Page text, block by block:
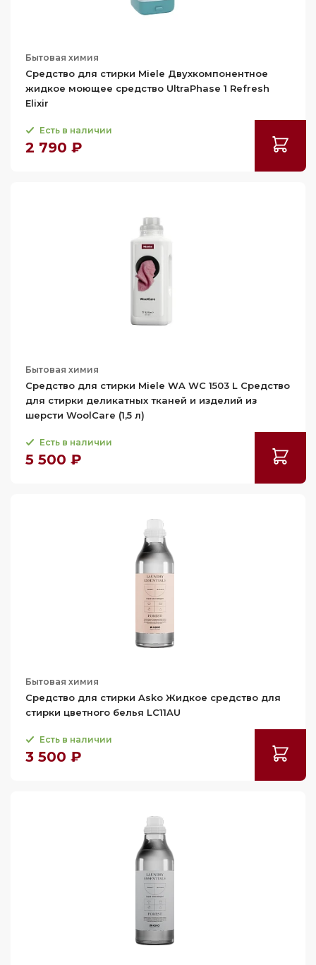
Бытовая химия
Средство для стирки Miele Двухкомпонентное
жидкое моющее средство UltraPhase 1 Refresh
Elixir
Есть в наличии
2 790 ₽
Бытовая химия
Средство для стирки Miele WA WC 1503 L Средство
для стирки деликатных тканей и изделий из
шерсти WoolCare (1,5 л)
Есть в наличии
5 500 ₽
Бытовая химия
Средство для стирки Asko Жидкое средство для
стирки цветного белья LC11AU
Есть в наличии
3 500 ₽